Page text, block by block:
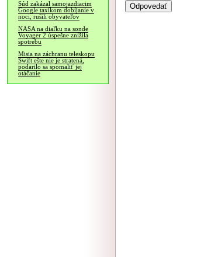
Súd zakázal samojazdiacim
Google taxíkom dobíjanie v
noci, rušili obyvateľov
NASA na diaľku na sonde
Voyager 2 úspešne znížila
spotrebu
Misia na záchranu teleskopu
Swift ešte nie je stratená,
podarilo sa spomaliť jej
otáčanie